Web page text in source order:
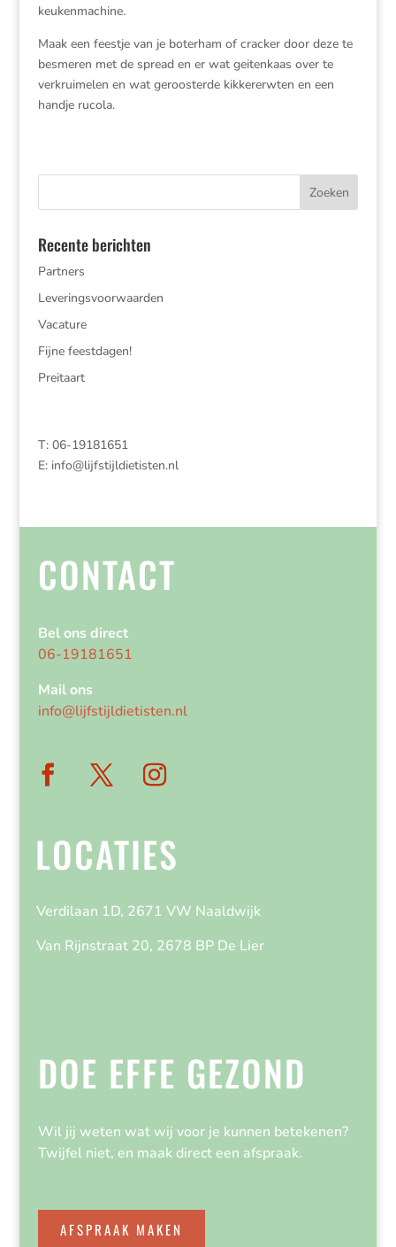
keukenmachine.
Maak een feestje van je boterham of cracker door deze te
besmeren met de spread en er wat geitenkaas over te
verkruimelen en wat geroosterde kikkererwten en een
handje rucola.
Recente berichten
Partners
Leveringsvoorwaarden
Vacature
Fijne feestdagen!
Preitaart
T: 06-19181651
E: info@lijfstijldietisten.nl
CONTACT
Bel ons direct
06-19181651
Mail ons
info@lijfstijldietisten.nl
LOCATIES
Verdilaan 1D, 2671 VW Naaldwijk
Van Rijnstraat 20, 2678 BP De Lier
DOE EFFE GEZOND
Wil jij weten wat wij voor je kunnen betekenen?
Twijfel niet, en maak direct een afspraak.
AFSPRAAK MAKEN